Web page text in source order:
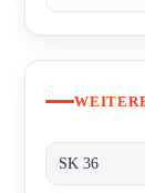
SK 36